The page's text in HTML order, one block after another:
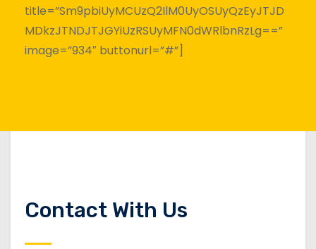
title=”Sm9pbiUyMCUzQ2IlM0UyOSUyQzEyJTJD
MDkzJTNDJTJGYiUzRSUyMFN0dWRlbnRzLg==”
image=”934″ buttonurl=”#”]
Contact With Us